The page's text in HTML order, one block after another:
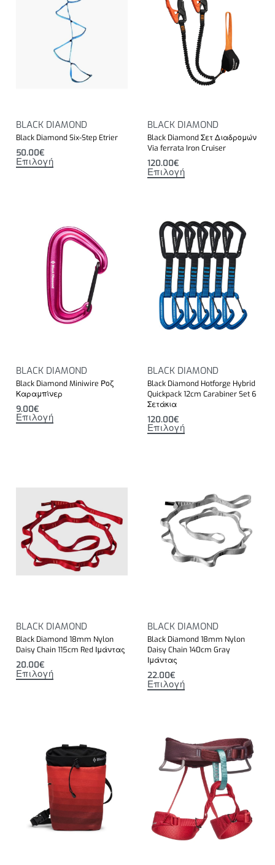
BLACK DIAMOND
Black Diamond Six-Step Etrier
50.00€
Επιλογή
BLACK DIAMOND
Black Diamond Σετ Διαδρομών
Via ferrata Iron Cruiser
120.00€
Επιλογή
BLACK DIAMOND
Black Diamond Miniwire Ροζ
Καραμπίνερ
9.00€
Επιλογή
BLACK DIAMOND
Black Diamond Hotforge Hybrid
Quickpack 12cm Carabiner Set 6
Σετάκια
120.00€
Επιλογή
BLACK DIAMOND
Black Diamond 18mm Nylon
Daisy Chain 115cm Red Ιμάντας
20.00€
Επιλογή
BLACK DIAMOND
Black Diamond 18mm Nylon
Daisy Chain 140cm Gray
Ιμάντας
22.00€
Επιλογή